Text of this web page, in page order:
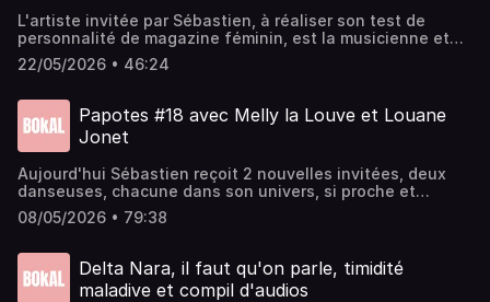
dans la Pop CulturePickle Pops est un podcast signé
Bokal, enregistré à la Cartonnerie de Reims.⁠⁠⁠⁠⁠⁠⁠⁠⁠⁠⁠⁠⁠Instagram
⁠⁠⁠⁠⁠⁠⁠bokal⁠⁠⁠⁠⁠⁠⁠ / ⁠⁠⁠⁠⁠⁠⁠Gokaiju ⁠⁠⁠⁠⁠⁠⁠Tous les podcasts et l'agenda culturel sur
⁠⁠⁠⁠⁠⁠⁠bokalreims.fr⁠⁠⁠⁠⁠⁠⁠Musique : ⁠⁠⁠⁠⁠⁠⁠Fear of Tigers⁠⁠⁠⁠⁠⁠⁠Visuel :
L'artiste invitée par ⁠⁠⁠⁠⁠⁠⁠⁠⁠Sébastien,⁠⁠⁠⁠⁠⁠⁠⁠⁠ à réaliser son test de
personnalité de magazine féminin, est la musicienne et
DJ HebInstagram de ⁠⁠⁠⁠⁠⁠⁠⁠⁠⁠⁠⁠⁠⁠⁠⁠⁠⁠⁠⁠Bokal⁠⁠⁠⁠⁠⁠⁠⁠⁠⁠⁠⁠⁠⁠⁠⁠⁠⁠⁠⁠Enregistré dans les studios de
la CartonnerieMontage : ⁠⁠Sébastien GomesVoix off : ⁠⁠⁠⁠⁠⁠⁠⁠⁠⁠⁠⁠⁠Laure
PandemoniaPhoto de couv : Vince vdh
22/05/2026 • 46:24
Papotes #18 avec Melly la Louve et Louane
Jonet
Aujourd'hui Sébastien reçoit 2 nouvelles invitées, deux
danseuses, chacune dans son univers, si proche et
pourtant tant éloigné : La danseuse burlesque, avec
Cabarémoise, Melly la Louve, et la danseuse de cabaret,
⁠⁠⁠Cartonnerie⁠⁠⁠Montage : ⁠⁠⁠Sébastien Pia Gomes⁠⁠⁠Voix off :
⁠⁠⁠Laure Sadier⁠⁠⁠Jingle Fin :⁠⁠⁠⁠⁠⁠ Gustine⁠⁠⁠
08/05/2026 • 79:38
Delta Nara, il faut qu'on parle, timidité
maladive et compil d'audios